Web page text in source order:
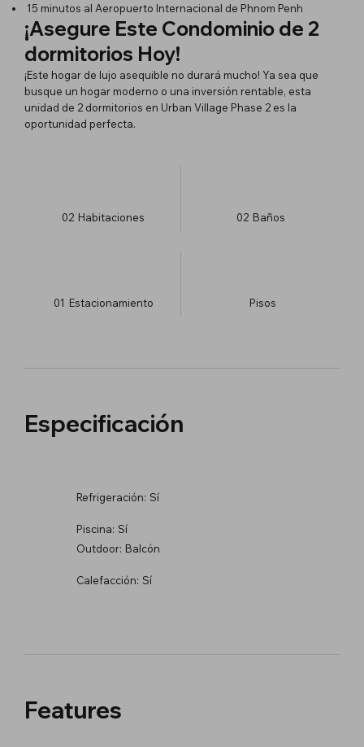
15 minutos al Aeropuerto Internacional de Phnom Penh
¡Asegure Este Condominio de 2
dormitorios Hoy!
¡Este hogar de lujo asequible no durará mucho! Ya sea que
busque un hogar moderno o una inversión rentable, esta
unidad de 2 dormitorios en Urban Village Phase 2 es la
oportunidad perfecta.
02 Habitaciones 02 Baños
01 Estacionamiento ​Pisos
Especificación
Refrigeración: Sí
Piscina: Sí
Outdoor: Balcón
Calefacción: Sí
Features